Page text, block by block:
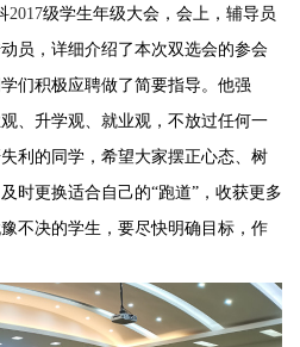
2017级学生年级大会，会上，辅导员
员，详细介绍了本次双选会的参会
们积极应聘做了简要指导。他强
、升学观、就业观，不放过任何一
利的同学，希望大家摆正心态、树
时更换适合自己的“跑道”，收获更多
不决的学生，要尽快明确目标，作